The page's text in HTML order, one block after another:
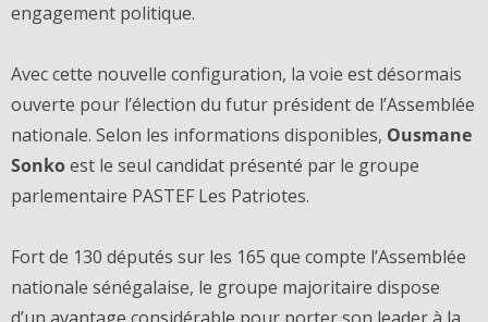
engagement politique.
Avec cette nouvelle configuration, la voie est désormais
ouverte pour l’élection du futur président de l’Assemblée
nationale. Selon les informations disponibles, Ousmane
Sonkoest le seul candidat présenté par le groupe
parlementaire PASTEF Les Patriotes.
Fort de 130 députés sur les 165 que compte l’Assemblée
nationale sénégalaise, le groupe majoritaire dispose